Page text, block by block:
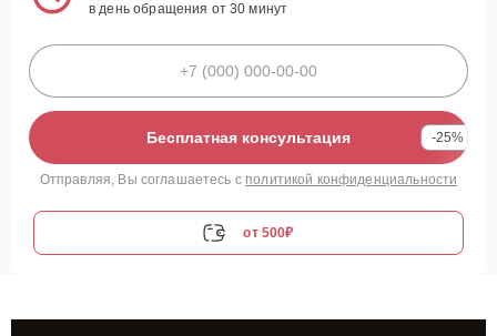
в день обращения от 30 минут
Бесплатная консультация -25%
Отправляя, Вы соглашаетесь с политикой конфиденциальности
от 500₽